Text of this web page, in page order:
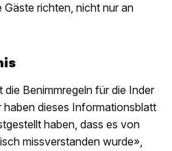
Gäste richten, nicht nur an
Benimmregeln für die Inder
dieses Informationsblatt
haben, dass es von
missverstanden wurde»,